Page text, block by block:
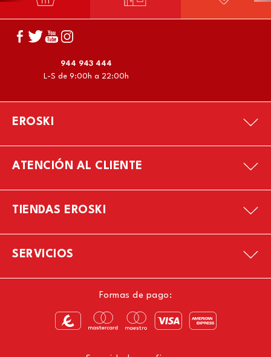
944 943 444
L-S de 9:00h a 22:00h
EROSKI
ATENCIÓN AL CLIENTE
TIENDAS EROSKI
SERVICIOS
Formas de pago: